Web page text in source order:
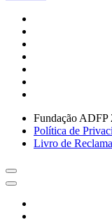
Fundação ADFP
Política de
Livro de